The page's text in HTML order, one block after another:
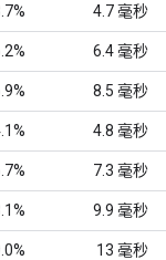
4.7 毫秒
6.4 毫秒
8.5 毫秒
4.8 毫秒
7.3 毫秒
9.9 毫秒
13 毫秒